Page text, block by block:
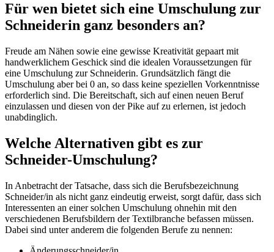
Für wen bietet sich eine Umschulung zur
Schneiderin ganz besonders an?
Freude am Nähen sowie eine gewisse Kreativität gepaart mit
handwerklichem Geschick sind die idealen Voraussetzungen für
eine Umschulung zur Schneiderin. Grundsätzlich fängt die
Umschulung aber bei 0 an, so dass keine speziellen Vorkenntnisse
erforderlich sind. Die Bereitschaft, sich auf einen neuen Beruf
einzulassen und diesen von der Pike auf zu erlernen, ist jedoch
unabdinglich.
Welche Alternativen gibt es zur
Schneider-Umschulung?
In Anbetracht der Tatsache, dass sich die Berufsbezeichnung
Schneider/in als nicht ganz eindeutig erweist, sorgt dafür, dass sich
Interessenten an einer solchen Umschulung ohnehin mit den
verschiedenen Berufsbildern der Textilbranche befassen müssen.
Dabei sind unter anderem die folgenden Berufe zu nennen: